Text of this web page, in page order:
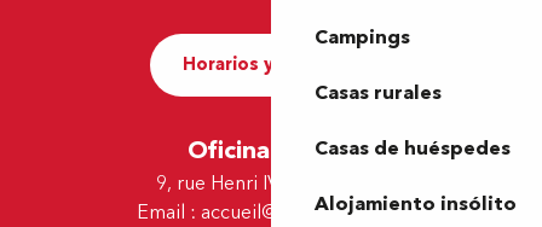
Campings
Casas rurales
Casas de huéspedes
Alojamiento insólito
Horarios y contacto
Oficina de Pau
9, rue Henri IV - 64000 Pau
Email : accueil@tourismepau.fr